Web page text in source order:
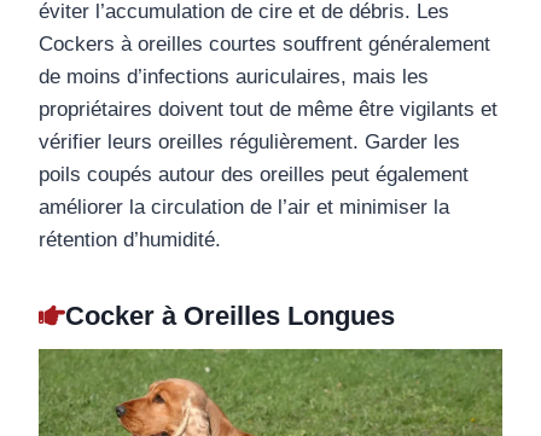
éviter l’accumulation de cire et de débris. Les
Cockers à oreilles courtes souffrent généralement
de moins d’infections auriculaires, mais les
propriétaires doivent tout de même être vigilants et
vérifier leurs oreilles régulièrement. Garder les
poils coupés autour des oreilles peut également
améliorer la circulation de l’air et minimiser la
rétention d’humidité.
Cocker à Oreilles Longues